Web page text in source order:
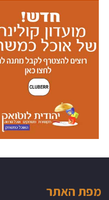
מפת האתר